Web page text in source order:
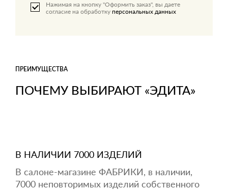
Нажимая на кнопку "Оформить заказ", вы даете
согласие на обработку персональных данных
ПОЧЕМУ ВЫБИРАЮТ «ЭДИТА»
ПРЕИМУЩЕСТВА
В НАЛИЧИИ 7000 ИЗДЕЛИЙ
В салоне-магазине ФАБРИКИ, в наличии,
7000 неповторимых изделий собственного